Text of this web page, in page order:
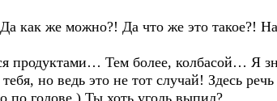
как же можно?! Да что же это такое?!
продуктами… Тем более, колбасой… Я
но ведь это не тот случай! Здесь
по голове.) Ты хоть уголь выпил?